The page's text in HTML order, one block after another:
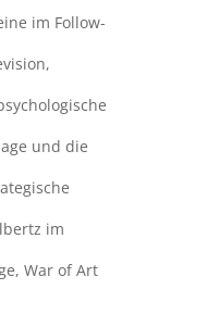
im Follow-
,
und die
im
, War of Art